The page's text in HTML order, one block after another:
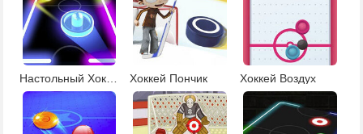
Настольный Хоккей Хоккей Пончик Хоккей Воздух